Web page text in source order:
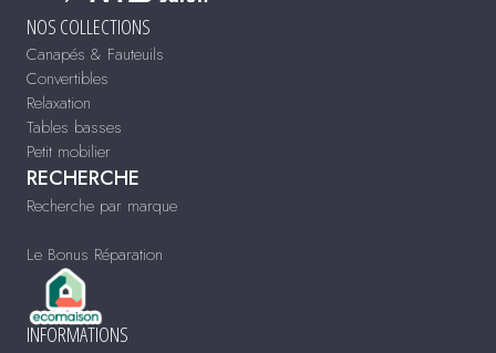
NOS COLLECTIONS
Canapés & Fauteuils
Convertibles
Relaxation
Tables basses
Petit mobilier
RECHERCHE
Recherche par marque
Le Bonus Réparation
INFORMATIONS